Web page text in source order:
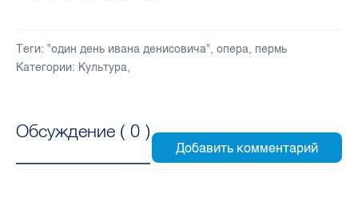
Теги: "один день ивана денисовича", опера, пермь
Категории: Культура,
Обсуждение ( 0 )